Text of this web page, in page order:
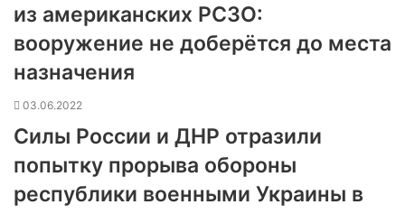
из американских РСЗО:
вооружение не доберётся до места
назначения
03.06.2022
Силы России и ДНР отразили
попытку прорыва обороны
республики военными Украины в